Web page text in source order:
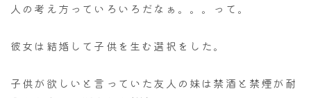
人の考え方っていろいろだなぁ。。。って。
彼女は結婚して子供を生む選択をした。
子供が欲しいと言っていた友人の妹は禁酒と禁煙が耐